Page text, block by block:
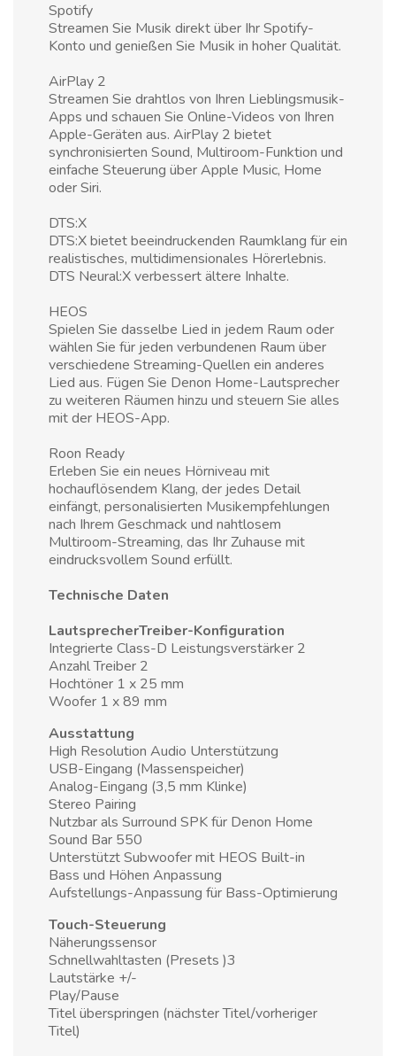
Spotify
Streamen Sie Musik direkt über Ihr Spotify-
Konto und genießen Sie Musik in hoher Qualität.
AirPlay 2
Streamen Sie drahtlos von Ihren Lieblingsmusik-
Apps und schauen Sie Online-Videos von Ihren
Apple-Geräten aus. AirPlay 2 bietet
synchronisierten Sound, Multiroom-Funktion und
einfache Steuerung über Apple Music, Home
oder Siri.
DTS:X
DTS:X bietet beeindruckenden Raumklang für ein
realistisches, multidimensionales Hörerlebnis.
DTS Neural:X verbessert ältere Inhalte.
HEOS
Spielen Sie dasselbe Lied in jedem Raum oder
wählen Sie für jeden verbundenen Raum über
verschiedene Streaming-Quellen ein anderes
Lied aus. Fügen Sie Denon Home-Lautsprecher
zu weiteren Räumen hinzu und steuern Sie alles
mit der HEOS-App.
Roon Ready
Erleben Sie ein neues Hörniveau mit
hochauflösendem Klang, der jedes Detail
einfängt, personalisierten Musikempfehlungen
nach Ihrem Geschmack und nahtlosem
Multiroom-Streaming, das Ihr Zuhause mit
eindrucksvollem Sound erfüllt.
Technische Daten
LautsprecherTreiber-Konfiguration
Integrierte Class-D Leistungsverstärker 2
Anzahl Treiber 2
Hochtöner 1 x 25 mm
Woofer 1 x 89 mm
Ausstattung
High Resolution Audio Unterstützung
USB-Eingang (Massenspeicher)
Analog-Eingang (3,5 mm Klinke)
Stereo Pairing
Nutzbar als Surround SPK für Denon Home
Sound Bar 550
Unterstützt Subwoofer mit HEOS Built-in
Bass und Höhen Anpassung
Aufstellungs-Anpassung für Bass-Optimierung
Touch-Steuerung
Näherungssensor
Schnellwahltasten (Presets )3
Lautstärke +/-
Play/Pause
Titel überspringen (nächster Titel/vorheriger
Titel)